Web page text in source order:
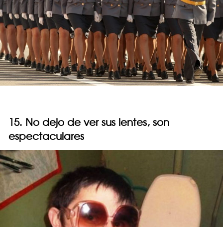
15. No dejo de ver sus lentes, son
espectaculares